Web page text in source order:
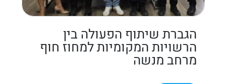
הגברת שיתוף הפעולה בין
הרשויות המקומיות למחוז חוף
מרחב מנשה